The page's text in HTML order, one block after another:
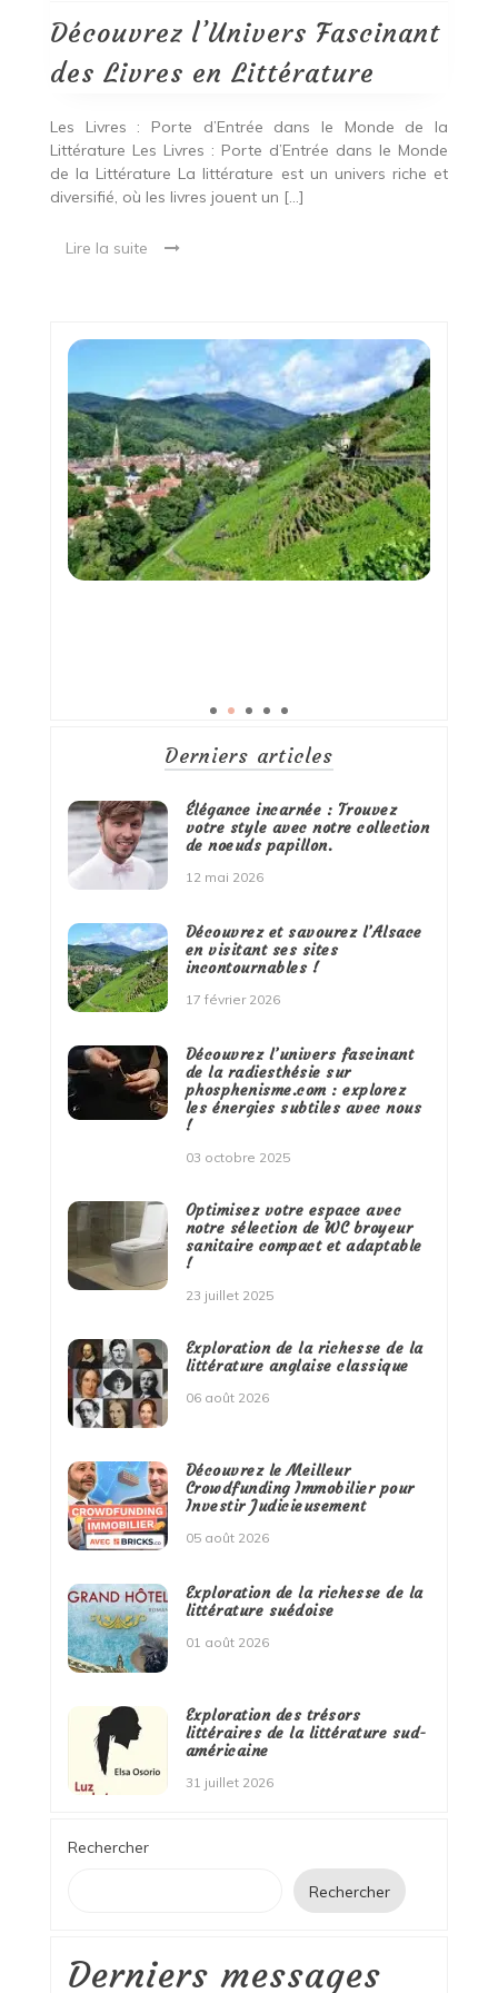
Littérature
Découvrez l’Univers Fascinant
des Livres en Littérature
Les Livres : Porte d’Entrée dans le Monde de la
Littérature Les Livres : Porte d’Entrée dans le Monde
de la Littérature La littérature est un univers riche et
diversifié, où les livres jouent un […]
Lire la suite
Derniers articles
Élégance incarnée : Trouvez
votre style avec notre collection
de noeuds papillon.
12 mai 2026
Découvrez et savourez l’Alsace
en visitant ses sites
incontournables !
17 février 2026
Découvrez l’univers fascinant
de la radiesthésie sur
phosphenisme.com : explorez
les énergies subtiles avec nous
!
03 octobre 2025
Optimisez votre espace avec
notre sélection de WC broyeur
sanitaire compact et adaptable
!
23 juillet 2025
Exploration de la richesse de la
littérature anglaise classique
06 août 2026
Découvrez le Meilleur
Crowdfunding Immobilier pour
Investir Judicieusement
05 août 2026
Exploration de la richesse de la
littérature suédoise
01 août 2026
Exploration des trésors
littéraires de la littérature sud-
américaine
31 juillet 2026
Rechercher
Rechercher
Derniers messages